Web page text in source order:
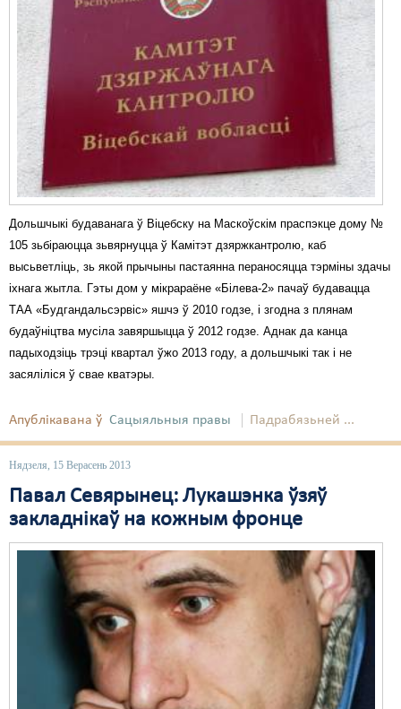
Дольшчыкі будаванага ў Віцебску на Маскоўскім праспэкце дому №
105 зьбіраюцца зьвярнуцца ў Камітэт дзяржкантролю, каб
высьветліць, зь якой прычыны пастаянна пераносяцца тэрміны здачы
іхнага жытла. Гэты дом у мікрараёне «Білева-2» пачаў будавацца
ТАА «Будгандальсэрвіс» яшчэ ў 2010 годзе, і згодна з плянам
будаўніцтва мусіла завяршыцца ў 2012 годзе. Аднак да канца
падыходзіць трэці квартал ўжо 2013 году, а дольшчыкі так і не
засяліліся ў свае кватэры.
Апублікавана ў Сацыяльныя правы Падрабязьней ...
Нядзеля, 15 Верасень 2013
Павал Севярынец: Лукашэнка ўзяў
закладнікаў на кожным фронце